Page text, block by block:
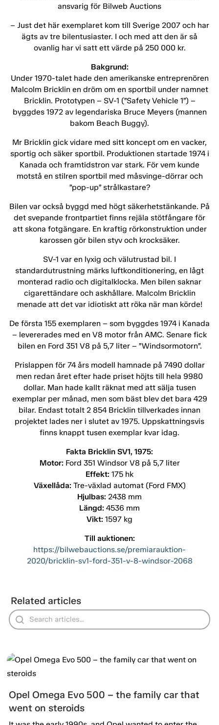
ansvarig för Bilweb Auctions
– Just det här exemplaret kom till Sverige 2007 och har
ägts av tre bilentusiaster. I och med att den är så
ovanlig har vi satt ett värde på 250 000 kr.
Bakgrund:
Under 1970-talet hade den amerikanske entreprenören
Malcolm Bricklin en dröm om en sportbil under namnet
Bricklin. Prototypen – SV-1 (”Safety Vehicle 1”) –
byggdes 1972 av legendariska Bruce Meyers (mannen
bakom Beach Buggy).
Mr Bricklin gick vidare med sitt koncept om en vacker,
sportig och säker sportbil. Produktionen startade 1974 i
Kanada och framtidstron var stark. För vem kunde
motstå en stilren sportbil med måsvinge-dörrar och
”pop-up” strålkastare?
Bilen var också byggd med högt säkerhetstänkande. På
det svepande frontpartiet finns rejäla stötfångare för
att skona fotgängare. En kraftig rörkonstruktion under
karossen gör bilen styv och krocksäker.
SV-1 var en lyxig och välutrustad bil. I
standardutrustning märks luftkonditionering, en lågt
monterad radio och digitalklocka. Men bilen saknar
cigarettändare och askhållare. Malcolm Bricklin
menade att det var idiotiskt att röka när man körde!
De första 155 exemplaren – som byggdes 1974 i Kanada
– levererades med en V8 motor från AMC. Senare fick
bilen en Ford 351 V8 på 5,7 liter – ”Windsormotorn”.
Prislappen för 74 års modell hamnade på 7490 dollar
men redan året efter hade priset höjts till hela 9980
dollar. Man hade kallt räknat med att sälja tusen
exemplar per månad, men som bäst blev det bara 429
bilar. Endast totalt 2 854 Bricklin tillverkades innan
projektet lades ner i slutet av 1975. Uppskattningsvis
finns knappt tusen exemplar kvar idag.
Fakta Bricklin SV1, 1975:
Motor: Ford 351 Windsor V8 på 5,7 liter
Effekt: 175 hk
Växellåda: Tre-växlad automat (Ford FMX)
Hjulbas: 2438 mm
Längd: 4536 mm
Vikt: 1597 kg
Till auktionen:
https://bilwebauctions.se/premiarauktion-
2020/bricklin-sv1-ford-351-v-8-windsor-2068
Related articles
Opel Omega Evo 500 – the family car that
went on steroids